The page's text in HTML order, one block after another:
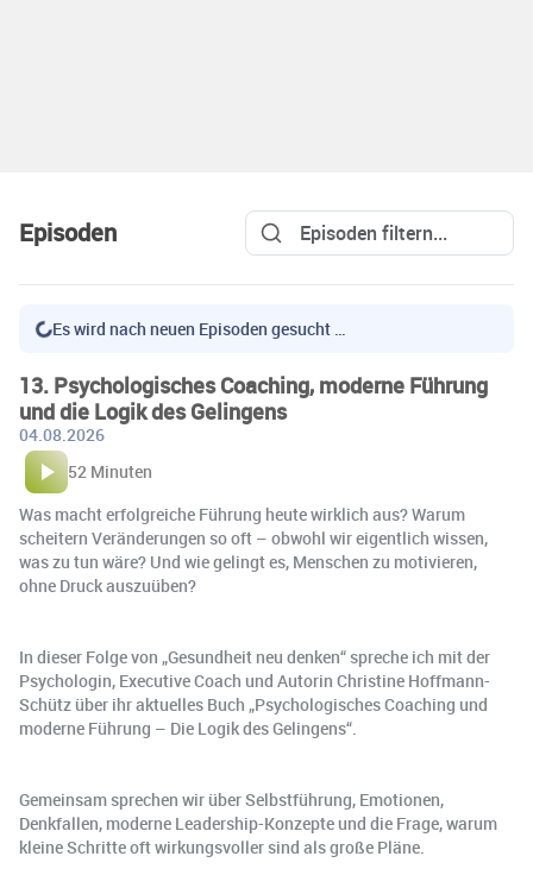
Episoden
Es wird nach neuen Episoden gesucht …
13. Psychologisches Coaching, moderne Führung
und die Logik des Gelingens
04.08.2026
52 Minuten
Was macht erfolgreiche Führung heute wirklich aus? Warum
scheitern Veränderungen so oft – obwohl wir eigentlich wissen,
was zu tun wäre? Und wie gelingt es, Menschen zu motivieren,
ohne Druck auszuüben?
In dieser Folge von „Gesundheit neu denken“ spreche ich mit der
Psychologin, Executive Coach und Autorin Christine Hoffmann-
Schütz über ihr aktuelles Buch „Psychologisches Coaching und
moderne Führung – Die Logik des Gelingens“.
Gemeinsam sprechen wir über Selbstführung, Emotionen,
Denkfallen, moderne Leadership-Konzepte und die Frage, warum
kleine Schritte oft wirkungsvoller sind als große Pläne.